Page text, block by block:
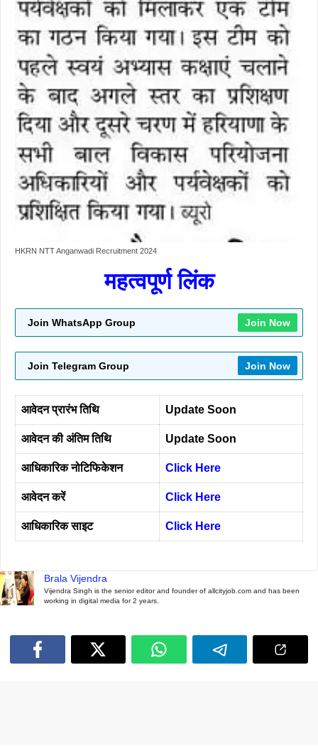
HKRN NTT Anganwadi Recruitment 2024
महत्वपूर्ण लिंक
Join WhatsApp Group Join Now
Join Telegram Group Join Now
आवेदन प्रारंभ तिथि Update Soon
आवेदन की अंतिम तिथि Update Soon
आधिकारिक नोटिफिकेशन Click Here
आवेदन करें Click Here
आधिकारिक साइट Click Here
Brala Vijendra
Vijendra Singh is the senior editor and founder of allcityjob.com and has been
working in digital media for 2 years.